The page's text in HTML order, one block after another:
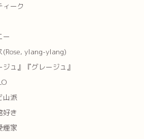
ィーク
ー
(Rose, ylang-ylang)
ュ』『グレージュ』
山派
好き
煙家